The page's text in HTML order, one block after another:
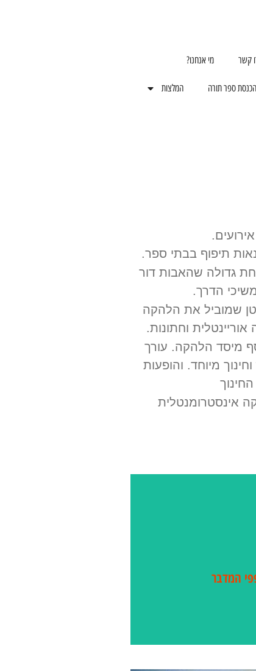
קשר מי אנחנו?
ספר תורה המלצות
תיפוף בבתי ספר.
גדולה שהאבות דור
הדרך.
שמוביל את הלהקה
וחתונות.
מיסד הלהקה. עורך
מיוחד. והופעות
אינסטרומנטלית
המדבר